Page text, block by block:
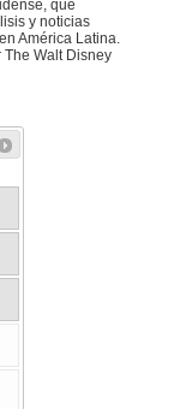
que
y noticias
América Latina.
Walt Disney